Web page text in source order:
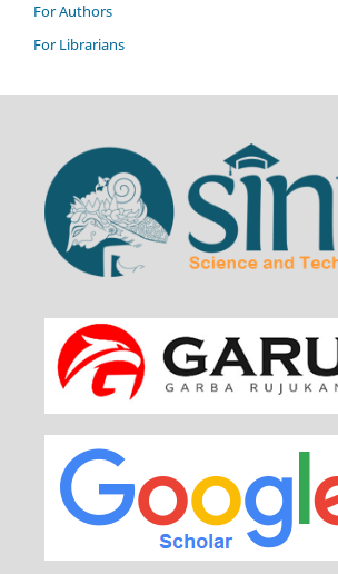
For Authors
For Librarians